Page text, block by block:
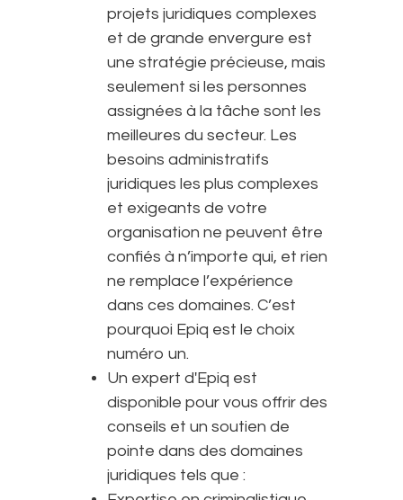
projets juridiques complexes
et de grande envergure est
une stratégie précieuse, mais
seulement si les personnes
assignées à la tâche sont les
meilleures du secteur. Les
besoins administratifs
juridiques les plus complexes
et exigeants de votre
organisation ne peuvent être
confiés à n’importe qui, et rien
ne remplace l’expérience
dans ces domaines. C’est
pourquoi Epiq est le choix
numéro un.
Un expert d'Epiq est
disponible pour vous offrir des
conseils et un soutien de
pointe dans des domaines
juridiques tels que :